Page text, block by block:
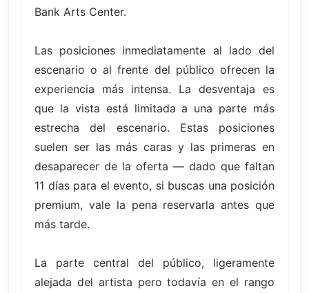
Bank Arts Center.
Las posiciones inmediatamente al lado del
escenario o al frente del público ofrecen la
experiencia más intensa. La desventaja es
que la vista está limitada a una parte más
estrecha del escenario. Estas posiciones
suelen ser las más caras y las primeras en
desaparecer de la oferta — dado que faltan
11 días para el evento, si buscas una posición
premium, vale la pena reservarla antes que
más tarde.
La parte central del público, ligeramente
alejada del artista pero todavía en el rango